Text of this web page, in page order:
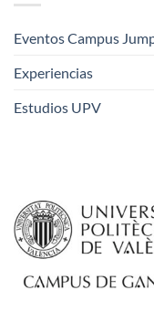
Eventos Campus
Experiencias
Estudios UPV